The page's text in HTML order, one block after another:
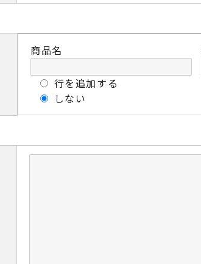
商品名
行を追加する
しない